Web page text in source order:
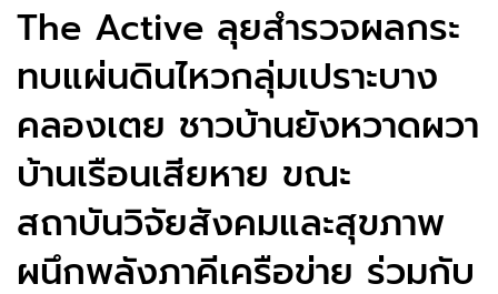
The Active ลุยสำรวจผลกระ
ทบแผ่นดินไหวกลุ่มเปราะบาง
คลองเตย ชาวบ้านยังหวาดผวา
บ้านเรือนเสียหาย ขณะ
สถาบันวิจัยสังคมและสุขภาพ
ผนึกพลังภาคีเครือข่าย ร่วมกับ